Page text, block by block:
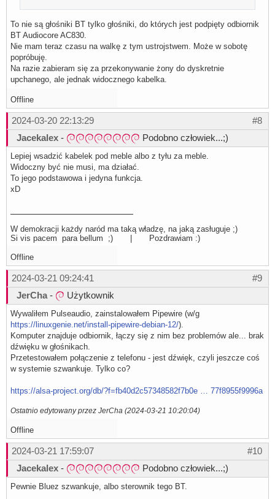
To nie są głośniki BT tylko głośniki, do których jest podpięty odbiornik
BT Audiocore AC830.
Nie mam teraz czasu na walkę z tym ustrojstwem. Może w sobotę
popróbuję.
Na razie zabieram się za przekonywanie żony do dyskretnie
upchanego, ale jednak widocznego kabelka.
Offline
#8
2024-03-20 22:13:29
Jacekalex - Podobno człowiek...;)
Lepiej wsadzić kabelek pod meble albo z tyłu za meble.
Widoczny być nie musi, ma działać.
To jego podstawowa i jedyna funkcja.
xD
W demokracji każdy naród ma taką władzę, na jaką zasługuje ;)
Si vis pacem para bellum ;) | Pozdrawiam :)
Offline
#9
2024-03-21 09:24:41
JerCha- Użytkownik
Wywaliłem Pulseaudio, zainstalowałem Pipewire (w/g
https://linuxgenie.net/install-pipewire-debian-12/).
Komputer znajduje odbiornik, łączy się z nim bez problemów ale... brak
dźwięku w głośnikach.
Przetestowałem połączenie z telefonu - jest dźwięk, czyli jeszcze coś
w systemie szwankuje. Tylko co?
https://alsa-project.org/db/?f=fb40d2c57348582f7b0e … 77f8955f9996a
Ostatnio edytowany przez JerCha (2024-03-21 10:20:04)
Offline
#10
2024-03-21 17:59:07
Jacekalex - Podobno człowiek...;)
Pewnie Bluez szwankuje, albo sterownik tego BT.